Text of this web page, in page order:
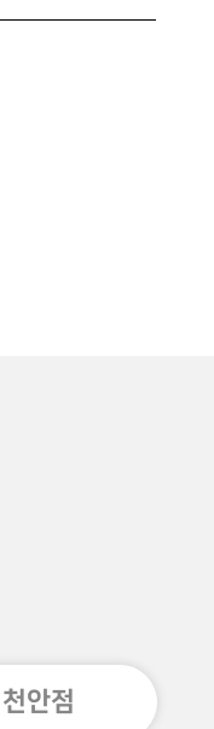
안점